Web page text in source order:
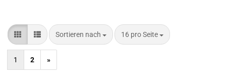
Sortieren nach
Sortieren nach 16 pro Seite
pro Seite
1 2 »